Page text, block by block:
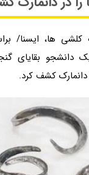
کلشی ها، ایسنا/
دانشجو بقایای
دانمارک کشف کرد.